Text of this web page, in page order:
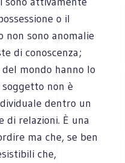
o il
non sono anomalie
di conoscenza;
mondo hanno lo
non è
dentro un
di relazioni. È una
ma che, se ben
che,